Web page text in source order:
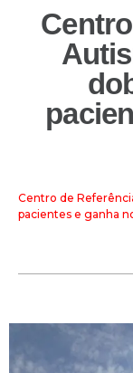
Centro de
pacientes e ganha